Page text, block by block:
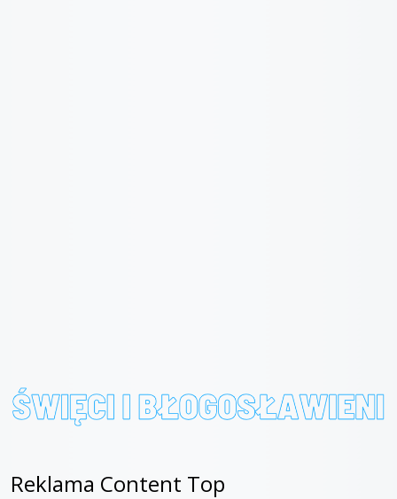
Reklama Content Top